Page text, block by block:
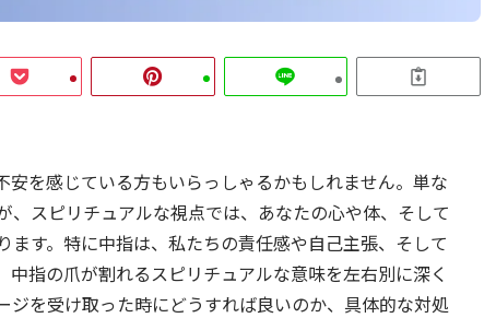
を感じている方もいらっしゃるかもしれません。単な
スピリチュアルな視点では、あなたの心や体、そして
す。特に中指は、私たちの責任感や自己主張、そして
指の爪が割れるスピリチュアルな意味を左右別に深く
を受け取った時にどうすれば良いのか、具体的な対処